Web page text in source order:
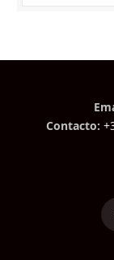
Contacto: